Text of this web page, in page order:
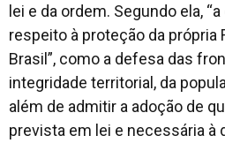
lei e da ordem. Segundo ela,
respeito à proteção da própria
Brasil”, como a defesa das
integridade territorial, da
além de admitir a adoção de
prevista em lei e necessária à